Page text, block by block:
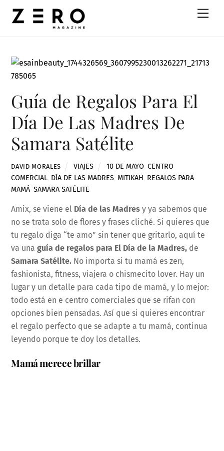
Guía de Regalos Para El
Día De Las Madres De
Samara Satélite
DAVID MORALES VIAJES 10 DE MAYO, CENTRO
COMERCIAL DÍA DE LAS MADRES MITIKAH REGALOS PARA
MAMÁ ,SAMARA SATÉLITE
Amix, se viene el Día de las Madresy ya sabemos que
no se trata solo de flores y frases cliché. Si quieres que
tu regalo diga “te amo” sin tener que gritarlo, aquí te
va unaguía de regalos para El Día de la Madres, de
Samara Satélite. No importa si tu mamá es zen,
fashionista, fitness, viajera o chismecito lover. Hay un
lugar y un detalle para cada tipo de mamá, y lo mejor:
todo está en e centro comerciales que se rifan con
opciones bien pensadas. Así que si quieres encontrar
el regalo perfecto que se adapte a tu mamá, continua
leyendo porque te doy los detalles.
Mamá merece brillar